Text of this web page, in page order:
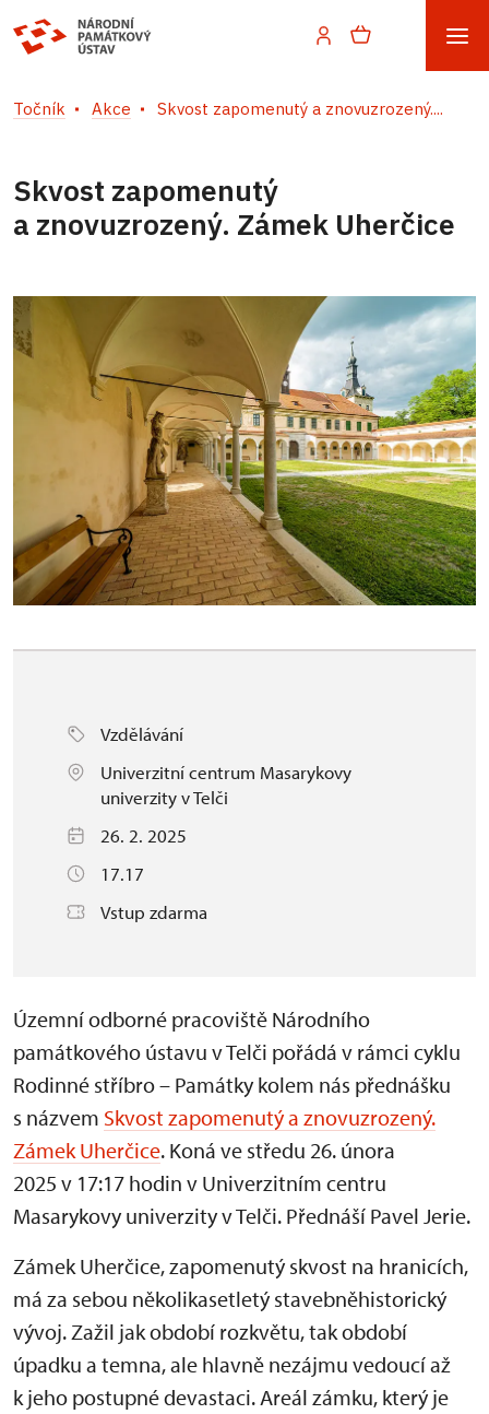
Točník Akce Skvost zapomenutý a znovuzrozený....
Skvost zapomenutý
a znovuzrozený. Zámek Uherčice
Vzdělávání
Univerzitní centrum Masarykovy
univerzity v Telči
26. 2. 2025
17.17
Vstup zdarma
Územní odborné pracoviště Národního
památkového ústavu v Telči pořádá v rámci cyklu
Rodinné stříbro – Památky kolem nás přednášku
s názvem Skvost zapomenutý a znovuzrozený.
Zámek Uherčice. Koná ve středu 26. února
2025 v 17:17 hodin v Univerzitním centru
Masarykovy univerzity v Telči. Přednáší Pavel Jerie.
Zámek Uherčice, zapomenutý skvost na hranicích,
má za sebou několikasetletý stavebněhistorický
vývoj. Zažil jak období rozkvětu, tak období
úpadku a temna, ale hlavně nezájmu vedoucí až
k jeho postupné devastaci. Areál zámku, který je